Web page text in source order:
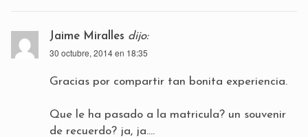
Jaime Miralles dijo:
30 octubre, 2014 en 18:35
Gracias por compartir tan bonita experiencia.
Que le ha pasado a la matricula? un souvenir
de recuerdo? ja, ja….